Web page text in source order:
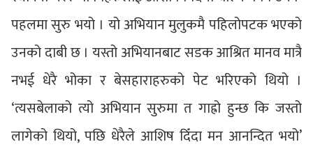
पहलमा सुरु भयो । यो अभियान मुलुकमै पहिलोपटक भएको
उनको दाबी छ । यस्तो अभियानबाट सडक आश्रित मानव मात्रै
नभई धेरै भोका र बेसहाराहरुको पेट भरिएको थियो ।
‘त्यसबेलाको त्यो अभियान सुरुमा त गाह्रो हुन्छ कि जस्तो
लागेको थियो, पछि धेरैले आशिष दिँदा मन आनन्दित भयो’